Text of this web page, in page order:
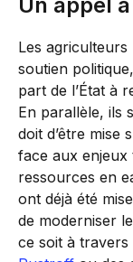
Les
soutien
part de l’État à
En parallèle, ils
doit d’être mise
face aux enjeux
ressources en
ont déjà été
de moderniser
ce soit à travers